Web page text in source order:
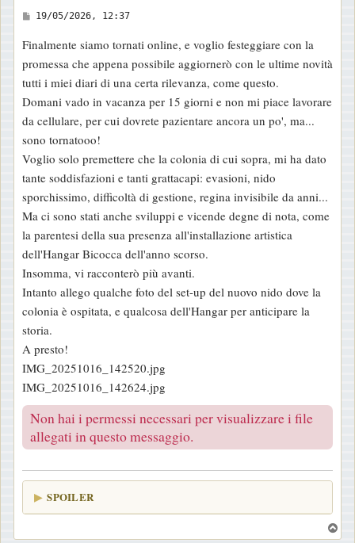
M
s
s
a
g
g
i
o
19/05/2026, 12:37
Finalmente siamo tornati online, e voglio festeggiare con la
promessa che appena possibile aggiornerò con le ultime novità
tutti i miei diari di una certa rilevanza, come questo.
Domani vado in vacanza per 15 giorni e non mi piace lavorare
da cellulare, per cui dovrete pazientare ancora un po', ma...
sono tornatooo!
Voglio solo premettere che la colonia di cui sopra, mi ha dato
tante soddisfazioni e tanti grattacapi: evasioni, nido
sporchissimo, difficoltà di gestione, regina invisibile da anni...
Ma ci sono stati anche sviluppi e vicende degne di nota, come
la parentesi della sua presenza all'installazione artistica
dell'Hangar Bicocca dell'anno scorso.
Insomma, vi racconterò più avanti.
Intanto allego qualche foto del set-up del nuovo nido dove la
colonia è ospitata, e qualcosa dell'Hangar per anticipare la
storia.
A presto!
IMG_20251016_142520.jpg
IMG_20251016_142624.jpg
Non hai i permessi necessari per visualizzare i file
allegati in questo messaggio.
SPOILER